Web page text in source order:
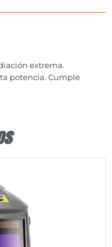
extrema.
potencia. Cumple